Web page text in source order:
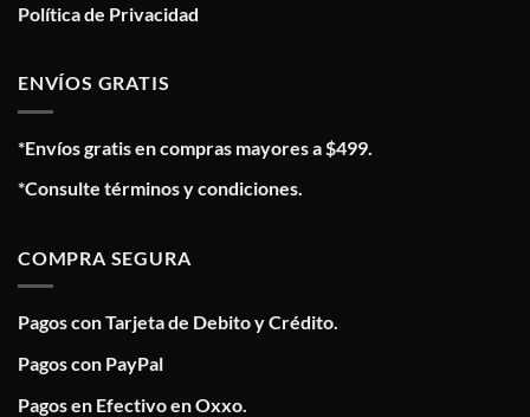
Política de Privacidad
ENVÍOS GRATIS
*Envíos gratis en compras mayores a $499.
*Consulte términos y condiciones.
COMPRA SEGURA
Pagos con Tarjeta de Debito y Crédito.
Pagos con PayPal
Pagos en Efectivo en Oxxo.